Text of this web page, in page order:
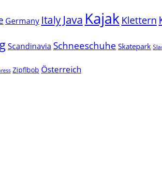
Germany Italy Java Kajak Klettern
Scandinavia Schneeschuhe Skatepark
Zipflbob Österreich